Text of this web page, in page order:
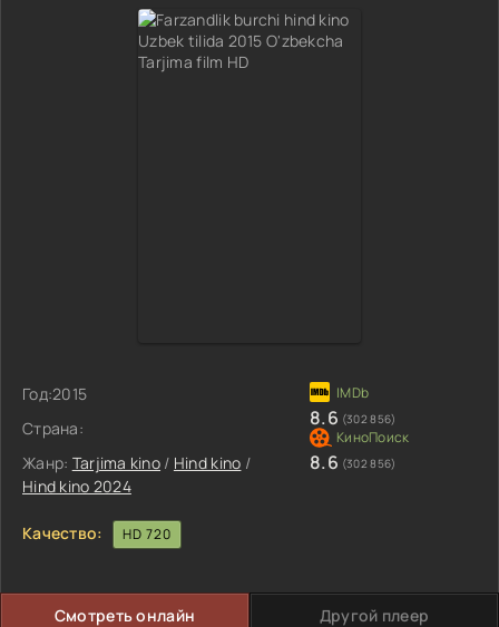
Год:2015
Страна:
Жанр: Tarjima kino / Hind kino /
Hind kino 2024
8.6 (302 856)
8.6 (302 856)
Качество: HD 720
Смотреть онлайн Другой плеер